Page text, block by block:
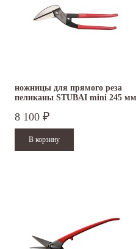
ножницы для прямого реза
пеликаны STUBAI mini 245 мм
8 100 ₽